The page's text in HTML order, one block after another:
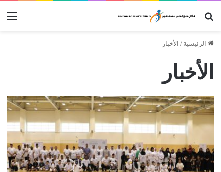
بحث عن
الرئيسية / الأخبار
الأخبار